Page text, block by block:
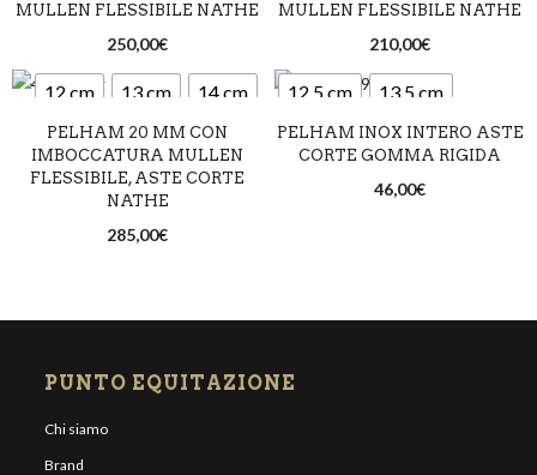
MULLEN FLESSIBILE NATHE
250,00€
MULLEN FLESSIBILE NATHE
210,00€
12 cm 13 cm 14 cm
PELHAM 20 MM CON
IMBOCCATURA MULLEN
FLESSIBILE, ASTE CORTE
NATHE
285,00€
12,5 cm
13,5 cm
14,5 cm
PELHAM INOX INTERO ASTE
CORTE GOMMA RIGIDA
46,00€
PUNTO EQUITAZIONE
Chi siamo
Brand